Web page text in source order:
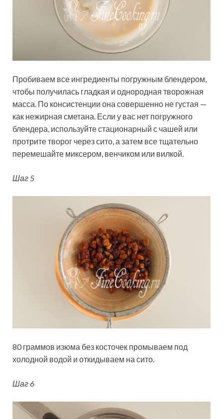
Пробиваем все ингредиенты погружным блендером,
чтобы получилась гладкая и однородная творожная
масса. По консистенции она совершенно не густая —
как нежирная сметана. Если у вас нет погружного
блендера, используйте стационарный с чашей или
протрите творог через сито, а затем все тщательно
перемешайте миксером, венчиком или вилкой.
Шаг 5
80 граммов изюма без косточек промываем под
холодной водой и откидываем на сито.
Шаг 6